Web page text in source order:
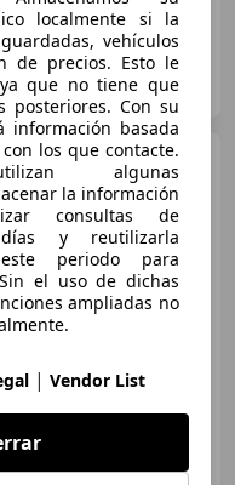
Yaris120H 1.5 Active
justo
localmente si la
vehículos
de precios. Esto le
que no tiene que
posteriores. Con su
información basada
los que contacte.
algunas
la información
consultas de
y reutilizarla
periodo para
el uso de dichas
ampliadas no
| Vendor List